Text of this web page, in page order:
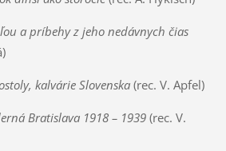
a príbehy z jeho nedávnych čias
kalvárie Slovenska(rec. V. Apfel)
Bratislava 1918 – 1939(rec. V.